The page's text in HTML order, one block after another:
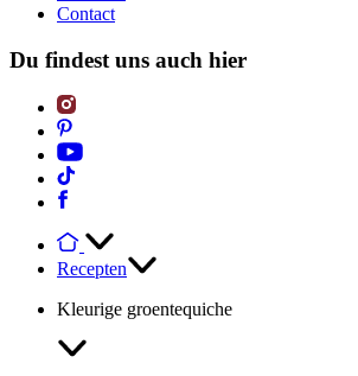
Contact
Du findest uns auch hier
Recepten
Kleurige groentequiche